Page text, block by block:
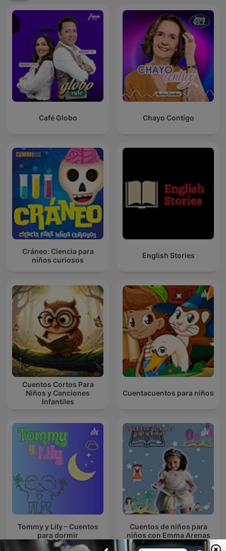
Café Globo Chayo Contigo
Cráneo: Ciencia para
niños curiosos
English Stories
Cuentos Cortos Para
Niños y Canciones
Infantiles
Cuentacuentos para niños
Tommy y Lily - Cuentos
para dormir
Cuentos de niños para
niños con Emma Arenas